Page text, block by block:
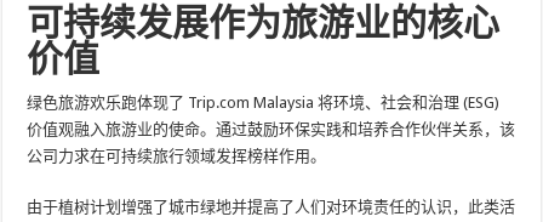
可持续发展作为旅游业的核心
价值
绿色旅游欢乐跑体现了 Trip.com Malaysia 将环境、社会和治理 (ESG)
价值观融入旅游业的使命。通过鼓励环保实践和培养合作伙伴关系，该
公司力求在可持续旅行领域发挥榜样作用。
由于植树计划增强了城市绿地并提高了人们对环境责任的认识，此类活